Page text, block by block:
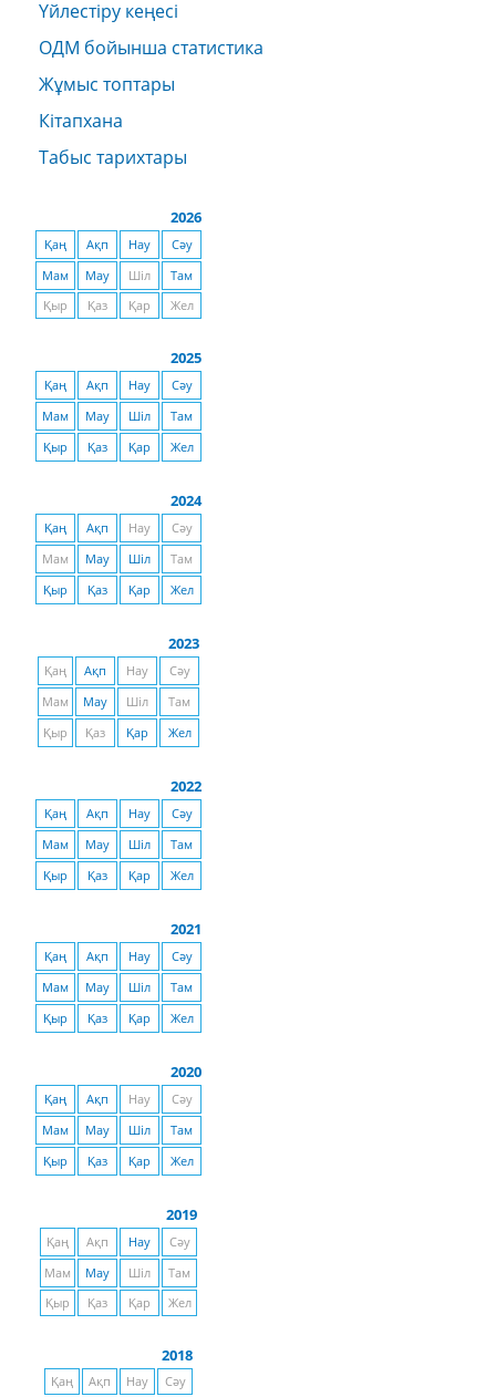
Үйлестіру кеңесі
ОДМ бойынша статистика
Жұмыс топтары
Кітапхана
Табыс тарихтары
2026
Қаң Ақп Нау
Сәу
Мам
Мау Шіл
Там
Қыр
Қаз Қар Жел
2025
Қаң Ақп Нау
Сәу
Мам
Мау Шіл
Там
Қыр
Қаз Қар Жел
2024
Қаң Ақп Нау
Сәу
Мам
Мау Шіл
Там
Қыр
Қаз Қар Жел
2023
Қаң Ақп Нау
Сәу
Мам
Мау Шіл
Там
Қыр
Қаз Қар Жел
2022
Қаң Ақп Нау
Сәу
Мам
Мау Шіл
Там
Қыр
Қаз Қар Жел
2021
Қаң Ақп Нау
Сәу
Мам
Мау Шіл
Там
Қыр
Қаз Қар Жел
2020
Қаң Ақп Нау
Сәу
Мам
Мау Шіл
Там
Қыр
Қаз Қар Жел
2019
Қаң Ақп Нау
Сәу
Мам
Мау Шіл
Там
Қыр
Қаз Қар Жел
2018
Қаң Ақп Нау
Сәу